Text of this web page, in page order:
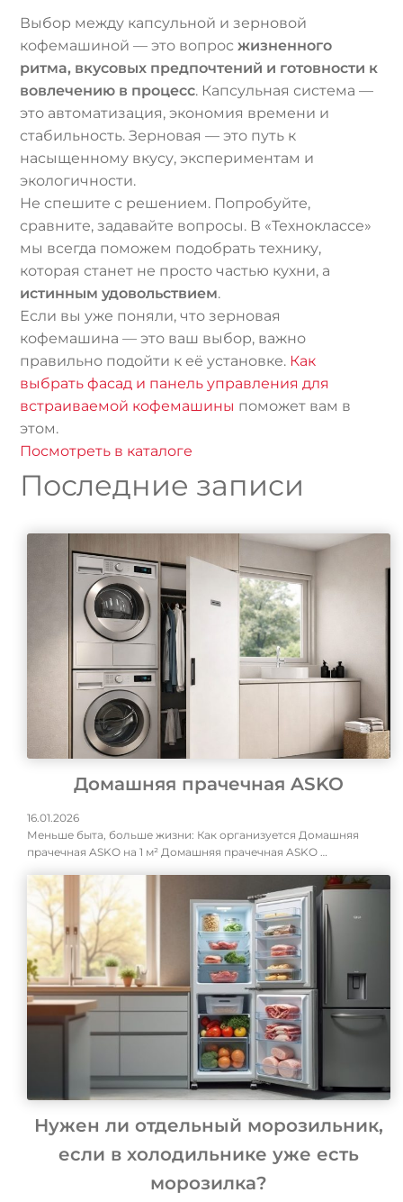
Выбор между капсульной и зерновой
кофемашиной — это вопросжизненного
ритма, вкусовых предпочтений и готовности к
вовлечению в процесс. Капсульная система —
это автоматизация, экономия времени и
стабильность. Зерновая — это путь к
насыщенному вкусу, экспериментам и
экологичности.
Не спешите с решением. Попробуйте,
сравните, задавайте вопросы. В «Техноклассе»
мы всегда поможем подобрать технику,
которая станет не просто частью кухни, а
истинным удовольствием.
Если вы уже поняли, что зерновая
кофемашина — это ваш выбор, важно
правильно подойти к её установке. Как
выбрать фасад и панель управления для
встраиваемой кофемашины поможет вам в
этом.
Посмотреть в каталоге
Последние записи
Домашняя прачечная ASKO
16.01.2026
Меньше быта, больше жизни: Как организуется Домашняя
прачечная ASKO на 1 м² Домашняя прачечная ASKO …
Нужен ли отдельный морозильник,
если в холодильнике уже есть
морозилка?